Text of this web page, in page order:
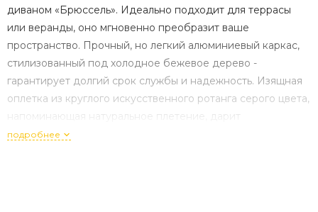
диваном «Брюссель». Идеально подходит для террасы
или веранды, оно мгновенно преобразит ваше
пространство. Прочный, но легкий алюминиевый каркас,
стилизованный под холодное бежевое дерево -
гарантирует долгий срок службы и надежность. Изящная
оплетка из круглого искусственного ротанга серого цвета,
неповторимую текстуру и приятные тактильные
подробнее